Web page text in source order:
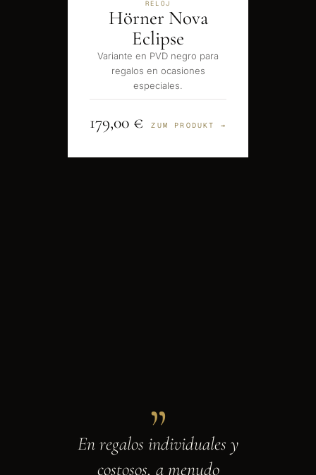
RELOJ
Hörner Nova
Eclipse
Variante en PVD negro para
regalos en ocasiones
especiales.
179,00 € ZUM PRODUKT →
„
En regalos individuales y
costosos, a menudo